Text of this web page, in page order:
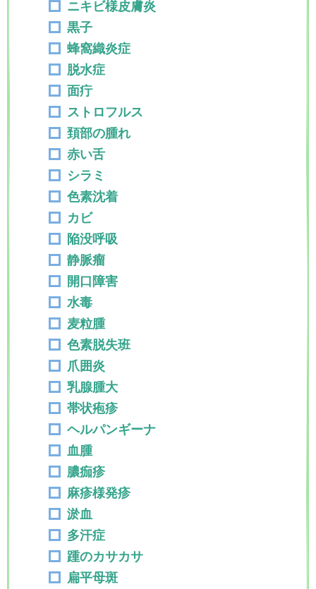
ニキビ様皮膚炎
黒子
蜂窩織炎症
脱水症
面疔
ストロフルス
頚部の腫れ
赤い舌
シラミ
色素沈着
カビ
陥没呼吸
静脈瘤
開口障害
水毒
麦粒腫
色素脱失班
爪囲炎
乳腺腫大
帯状疱疹
ヘルパンギーナ
血腫
膿痂疹
麻疹様発疹
淤血
多汗症
踵のカサカサ
扁平母斑